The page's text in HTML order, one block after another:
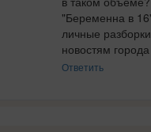
"Беременна в
личные
новостям
Ответить